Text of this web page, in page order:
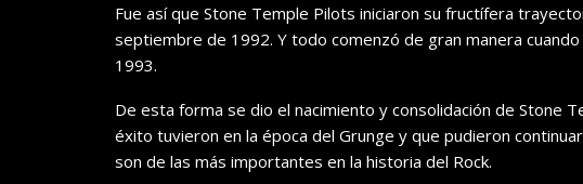
Fue así que Stone Temple Pilots iniciaron su fructífera
septiembre de 1992. Y todo comenzó de gran manera cuando
1993.
De esta forma se dio el nacimiento y consolidación de Stone
éxito tuvieron en la época del Grunge y que pudieron
son de las más importantes en la historia del Rock.